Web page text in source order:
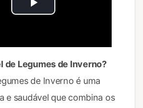
Play
de Legumes de Inverno?
de Inverno é uma
e saudável que combina os